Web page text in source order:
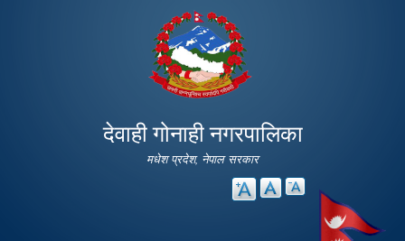
main
content
देवाही गोनाही नगरपालिका
मधेश प्रदेश, नेपाल सरकार